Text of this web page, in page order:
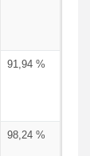
91,94 %
98,24 %